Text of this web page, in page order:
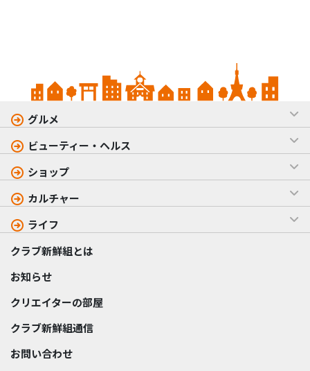
グルメ
ビューティー・ヘルス
ショップ
カルチャー
ライフ
クラブ新鮮組とは
お知らせ
クリエイターの部屋
クラブ新鮮組通信
お問い合わせ